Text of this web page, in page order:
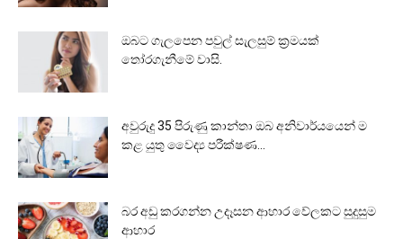
ඔබට ගැලපෙන පවුල් සැලසුම් ක්‍රමයක්
තෝරගැනීමේ වාසි.
අවුරුදු 35 පිරුණු කාන්තා ඔබ අනිවාර්යයෙන් ම
කළ යුතු වෛද්‍ය පරීක්ෂණ...
බර අඩු කරගන්න උදෑසන ආහාර වේලකට සුදුසුම
ආහාර